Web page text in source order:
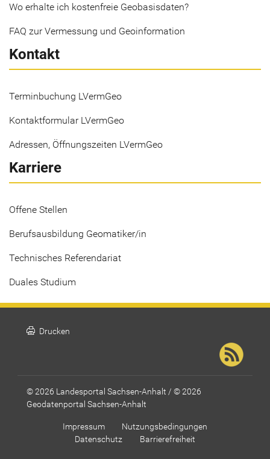
Wo erhalte ich kostenfreie Geobasisdaten?
FAQ zur Vermessung und Geoinformation
Kontakt
Terminbuchung LVermGeo
Kontaktformular LVermGeo
Adressen, Öffnungszeiten LVermGeo
Karriere
Offene Stellen
Berufsausbildung Geomatiker/in
Technisches Referendariat
Duales Studium
print Drucken
© 2026 Landesportal Sachsen-Anhalt / © 2026
Geodatenportal Sachsen-Anhalt
Impressum
Nutzungsbedingungen
Datenschutz
Barrierefreiheit